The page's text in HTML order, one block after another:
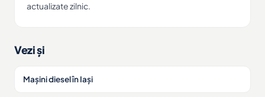
actualizate zilnic.
Vezi și
Mașini diesel în Iași